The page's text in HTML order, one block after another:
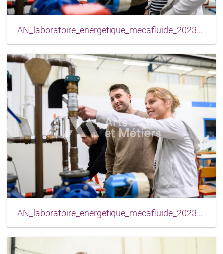
AN_laboratoire_energetique_mecafluide_2023_0011
AN_laboratoire_energetique_mecafluide_2023_0012